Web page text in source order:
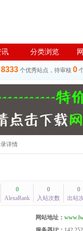
讯 分类浏览
8333 个优秀站点，待审核 0
详情
0
AlexaRank
0
入站次数
0
出站
网站地址：